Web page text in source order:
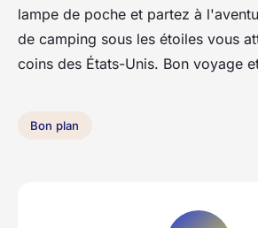
lampe de poche et partez à
de camping sous les étoiles vous
coins des États-Unis. Bon voyage
Bon plan